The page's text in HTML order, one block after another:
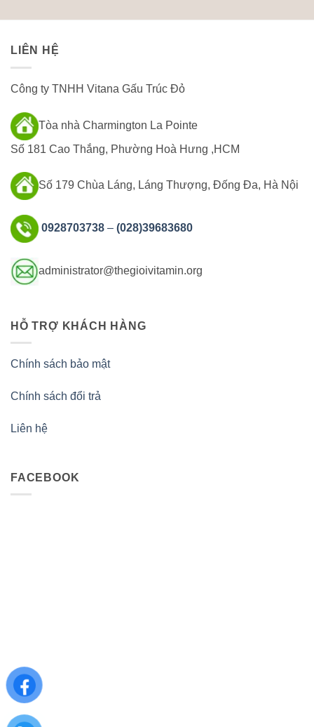
LIÊN HỆ
Công ty TNHH Vitana Gấu Trúc Đỏ
Tòa nhà Charmington La Pointe
Số 181 Cao Thắng, Phường Hoà Hưng ,HCM
Số 179 Chùa Láng, Láng Thượng, Đống Đa, Hà Nội
0928703738 – (028)39683680
administrator@thegioivitamin.org
HỖ TRỢ KHÁCH HÀNG
Chính sách bảo mật
Chính sách đổi trả
Liên hệ
FACEBOOK